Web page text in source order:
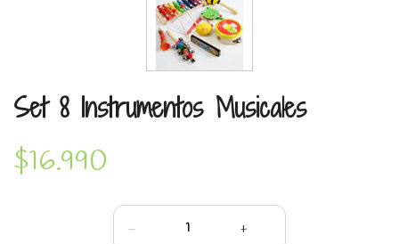
Set 8 Instrumentos Musicales
$16.990
- +